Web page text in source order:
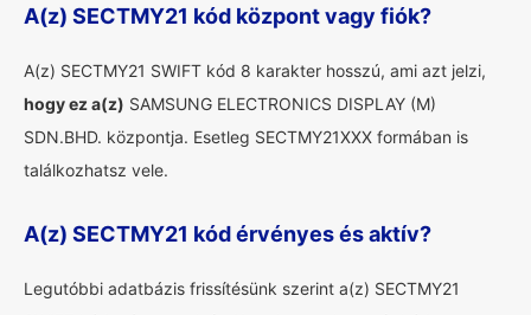
A(z) SECTMY21 kód központ vagy fiók?
A(z) SECTMY21 SWIFT kód 8 karakter hosszú, ami azt jelzi,
hogy ez a(z) SAMSUNG ELECTRONICS DISPLAY (M)
SDN.BHD. központja. Esetleg SECTMY21XXX formában is
találkozhatsz vele.
A(z) SECTMY21 kód érvényes és aktív?
Legutóbbi adatbázis frissítésünk szerint a(z) SECTMY21